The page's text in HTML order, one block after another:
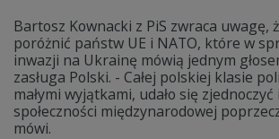
Bartosz Kownacki z PiS zwraca uwagę,
poróżnić państw UE i NATO, które w
inwazji na Ukrainę mówią jednym
zasługa Polski. - Całej polskiej klasie
małymi wyjątkami, udało się
społeczności międzynarodowej
mówi.